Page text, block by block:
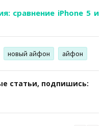
сравнение iPhone 5 и
новый айфон айфон
статьи, подпишись: